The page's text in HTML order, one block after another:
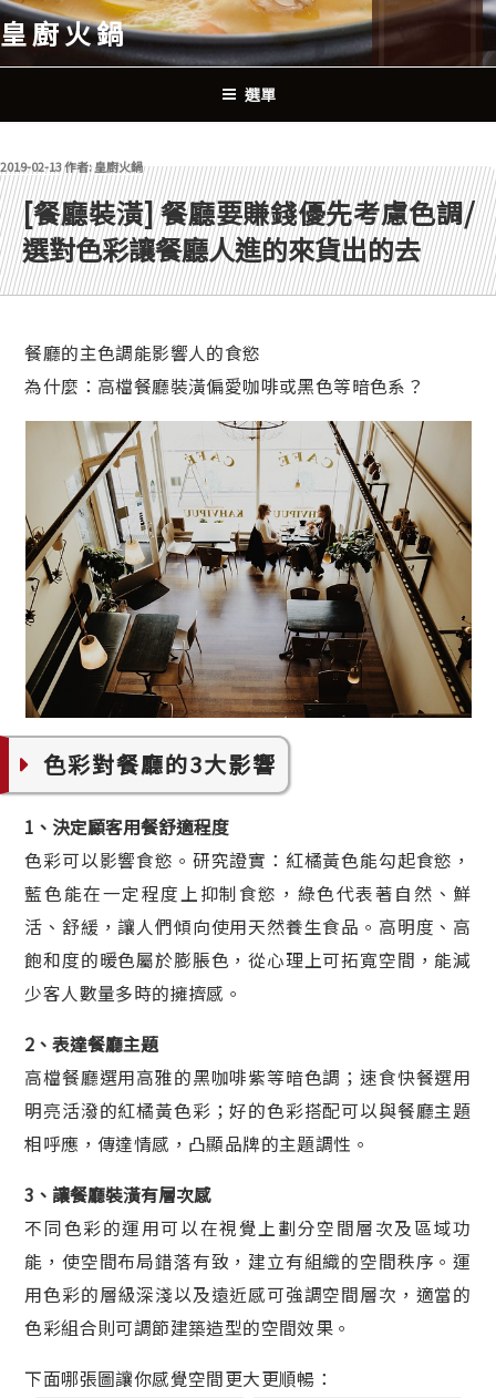
跳
至
主
內
皇廚火鍋
選單
發佈於
2019-02-13作者:皇廚火鍋
[餐廳裝潢] 餐廳要賺錢優先考慮色調/
選對色彩讓餐廳人進的來貨出的去
餐廳的主色調能影響人的食慾
為什麼：高檔餐廳裝潢偏愛咖啡或黑色等暗色系？
色彩對餐廳的3大影響
1、決定顧客用餐舒適程度
色彩可以影響食慾。研究證實：紅橘黃色能勾起食慾，
藍色能在一定程度上抑制食慾，綠色代表著自然、鮮
活、舒緩，讓人們傾向使用天然養生食品。高明度、高
飽和度的暖色屬於膨脹色，從心理上可拓寬空間，能減
少客人數量多時的擁擠感。
2、表達餐廳主題
高檔餐廳選用高雅的黑咖啡紫等暗色調；速食快餐選用
明亮活潑的紅橘黃色彩；好的色彩搭配可以與餐廳主題
相呼應，傳達情感，凸顯品牌的主題調性。
3、讓餐廳裝潢有層次感
不同色彩的運用可以在視覺上劃分空間層次及區域功
能，使空間布局錯落有致，建立有組織的空間秩序。運
用色彩的層級深淺以及遠近感可強調空間層次，適當的
色彩組合則可調節建築造型的空間效果。
下面哪張圖讓你感覺空間更大更順暢：